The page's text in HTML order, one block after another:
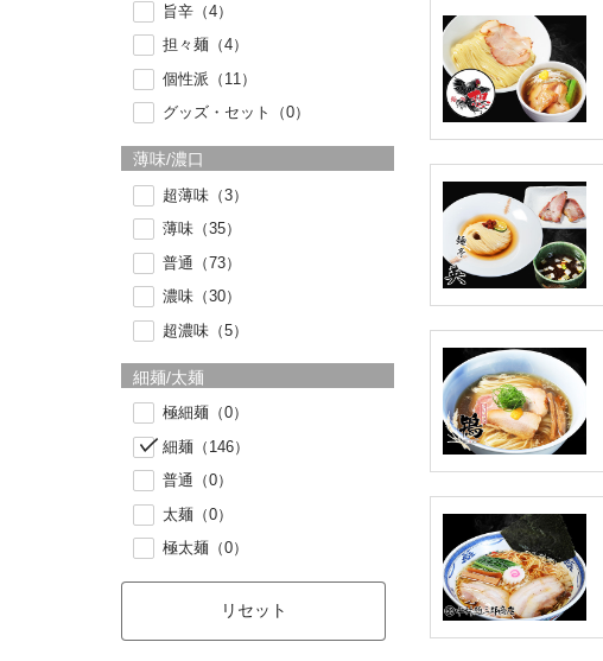
旨辛（4）
担々麺（4）
個性派（11）
グッズ・セット（0）
薄味/濃口
超薄味（3）
薄味（35）
普通（73）
濃味（30）
超濃味（5）
細麺/太麺
極細麺（0）
細麺（146）
普通（0）
太麺（0）
極太麺（0）
リセット